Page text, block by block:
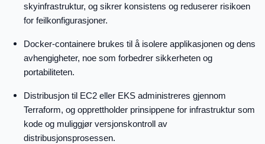
skyinfrastruktur, og sikrer konsistens og reduserer risikoen
for feilkonfigurasjoner.
Docker-containere brukes til å isolere applikasjonen og dens
avhengigheter, noe som forbedrer sikkerheten og
portabiliteten.
Distribusjon til EC2 eller EKS administreres gjennom
Terraform, og opprettholder prinsippene for infrastruktur som
kode og muliggjør versjonskontroll av
distribusjonsprosessen.